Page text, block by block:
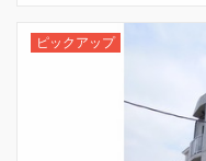
家を建てるには、施工費用
ピックアップ